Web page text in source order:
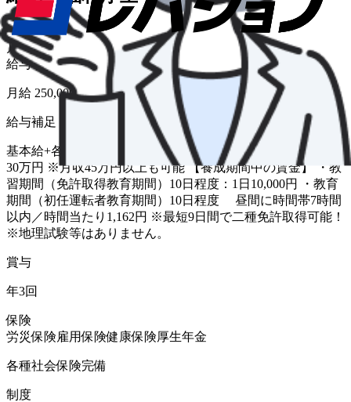
給与形態
月給
給与
月給 250,000円〜
給与補足
基本給+各種手当＋能率給 賞与 年3回 ※平均月収25万円～
30万円 ※月収45万円以上も可能 【養成期間中の賃金】 ・教
習期間（免許取得教育期間）10日程度：1日10,000円 ・教育
期間（初任運転者教育期間）10日程度 昼間に時間帯7時間
以内／時間当たり1,162円 ※最短9日間で二種免許取得可能！
※地理試験等はありません。
賞与
年3回
保険
労災保険雇用保険健康保険厚生年金
各種社会保険完備
制度